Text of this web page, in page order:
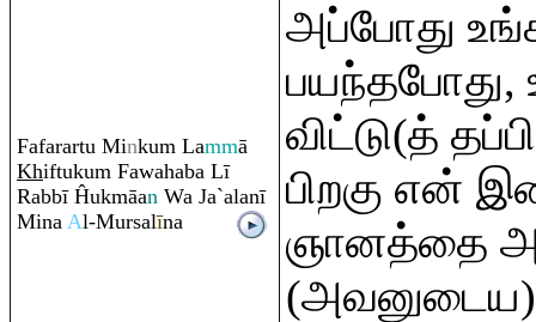
Fafarartu Minkum Lammā
Khiftukum Fawahaba Lī
Rabbī Ĥukmāan Wa Ja`alanī
Mina Al-Mursalīna
அப்போது
விட்டு(த்
பிறகு என்
ஞானத்தை
(அவனுடைய)